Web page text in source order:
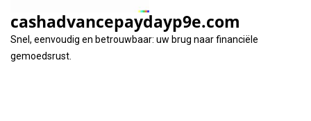
cashadvancepaydayp9e.com
Snel, eenvoudig en betrouwbaar: uw brug naar financiële
gemoedsrust.